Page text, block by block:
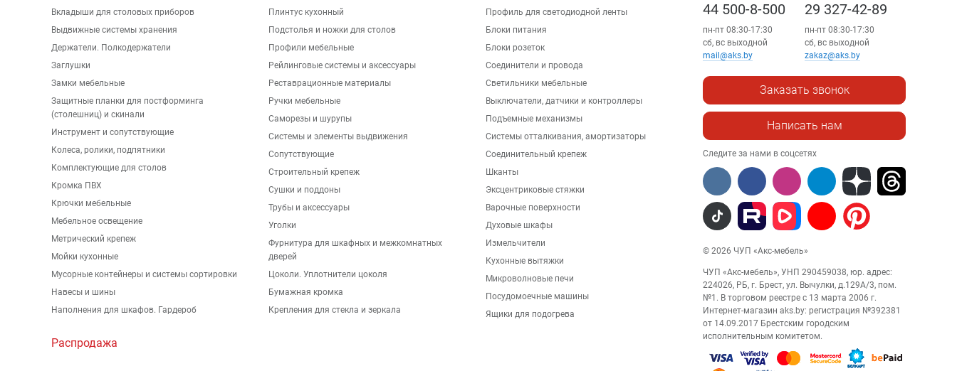
Вкладыши для столовых приборов
Выдвижные системы хранения
Держатели. Полкодержатели
Заглушки
Замки мебельные
Защитные планки для постформинга
(столешниц) и скинали
Инструмент и сопутствующие
Колеса, ролики, подпятники
Комплектующие для столов
Кромка ПВХ
Крючки мебельные
Мебельное освещение
Метрический крепеж
Мойки кухонные
Мусорные контейнеры и системы сортировки
Навесы и шины
Наполнения для шкафов. Гардероб
Плинтус кухонный
Подстолья и ножки для столов
Профили мебельные
Рейлинговые системы и аксессуары
Реставрационные материалы
Ручки мебельные
Саморезы и шурупы
Системы и элементы выдвижения
Сопутствующие
Строительный крепеж
Сушки и поддоны
Трубы и аксессуары
Уголки
Фурнитура для шкафных и межкомнатных
дверей
Цоколи. Уплотнители цоколя
Бумажная кромка
Крепления для стекла и зеркала
Профиль для светодиодной ленты
Блоки питания
Блоки розеток
Соединители и провода
Светильники мебельные
Выключатели, датчики и контроллеры
Подъемные механизмы
Системы отталкивания, амортизаторы
Соединительный крепеж
Шканты
Эксцентриковые стяжки
Варочные поверхности
Духовые шкафы
Измельчители
Кухонные вытяжки
Микроволновые печи
Посудомоечные машины
Ящики для подогрева
Распродажа
44 500-8-500
пн-пт 08:30-17:30
сб, вс выходной
mail@aks.by
29 327-42-89
пн-пт 08:30-17:30
сб, вс выходной
zakaz@aks.by
Заказать звонок
Написать нам
Следите за нами в соцсетях
© 2026 ЧУП «Акс-мебель»
ЧУП «Акс-мебель», УНП 290459038, юр. адрес:
224026, РБ, г. Брест, ул. Вычулки, д.129А/3, пом.
№1. В торговом реестре с 13 марта 2006 г.
Интернет-магазин aks.by: регистрация №392381
от 14.09.2017 Брестским городским
исполнительным комитетом.